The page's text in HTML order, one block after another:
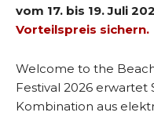
vom 17. bis 19. Juli
Vorteilspreis sichern.
Welcome to the
Festival 2026 erwartet
Kombination aus